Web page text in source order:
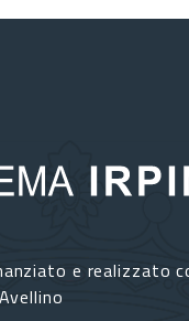
e realizzato